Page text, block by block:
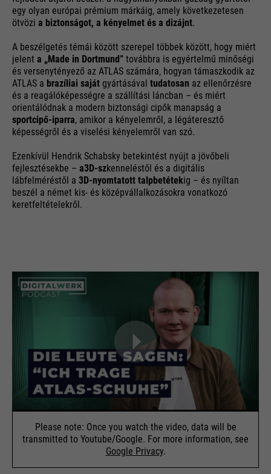
egy olyan európai prémium márkáig, amely következetesen
ötvözi a biztonságot, a kényelmet és a dizájnt.
A beszélgetés témái között szerepel többek között, hogy miért
jelent a „Made in Dortmund” továbbra is egyértelmű minőségi
és versenytényező az ATLAS számára, hogyan támaszkodik az
ATLAS a brazíliai saját gyártásával tudatosan az ellenőrzésre
és a reagálóképességre a szállítási láncban – és miért
orientálódnak a modern biztonsági cipők manapság a
sportcipő-iparra, amikor a kényelemről, a légáteresztő
képességről és a viselési kényelemről van szó.
Ezenkívül Hendrik Schabsky betekintést nyújt a jövőbeli
fejlesztésekbe – a3D-szkenneléstől és a digitális
lábfelméréstől a 3D-nyomtatott talpbetétekig – és nyíltan
beszél a német kis- és középvállalkozásokra vonatkozó
keretfeltételekről.
Please note: Once you watch the video, data will be
transmitted to Youtube/Google. For more information, see
Google Privacy.